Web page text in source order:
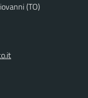
(TO)